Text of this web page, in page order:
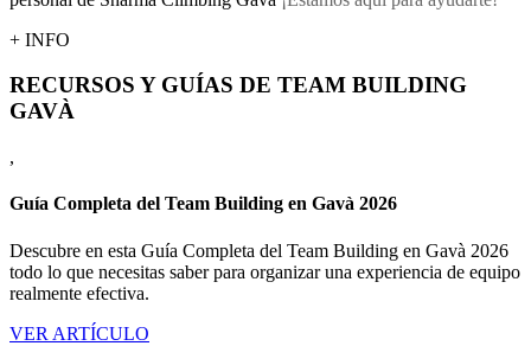
+ INFO
RECURSOS Y GUÍAS DE TEAM BUILDING
GAVÀ
,
Guía Completa del Team Building en Gavà 2026
Descubre en esta Guía Completa del Team Building en Gavà 2026
todo lo que necesitas saber para organizar una experiencia de equipo
realmente efectiva.
VER ARTÍCULO